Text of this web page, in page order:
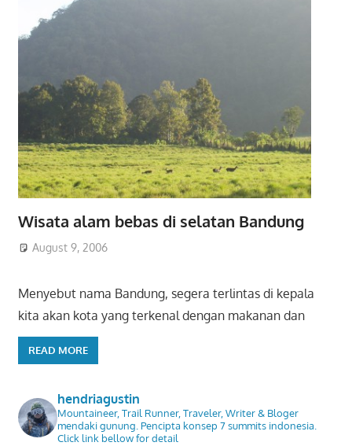
Wisata alam bebas di selatan Bandung
August 9, 2006
Menyebut nama Bandung, segera terlintas di kepala
kita akan kota yang terkenal dengan makanan dan
READ MORE
hendriagustin
Mountaineer, Trail Runner, Traveler, Writer & Bloger
mendaki gunung. Pencipta konsep 7 summits indonesia.
Click link bellow for detail